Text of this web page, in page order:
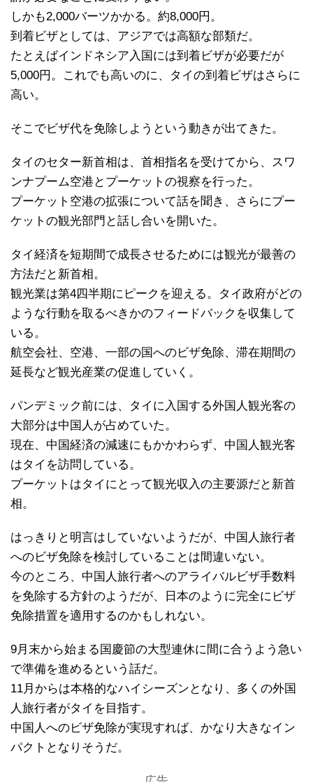
しかも2,000バーツかかる。約8,000円。
到着ビザとしては、アジアでは高額な部類だ。
たとえばインドネシア入国には到着ビザが必要だが
5,000円。これでも高いのに、タイの到着ビザはさらに
高い。
そこでビザ代を免除しようという動きが出てきた。
タイのセター新首相は、首相指名を受けてから、スワ
ンナプーム空港とプーケットの視察を行った。
プーケット空港の拡張について話を聞き、さらにプー
ケットの観光部門と話し合いを開いた。
タイ経済を短期間で成長させるためには観光が最善の
方法だと新首相。
観光業は第4四半期にピークを迎える。タイ政府がどの
ような行動を取るべきかのフィードバックを収集して
いる。
航空会社、空港、一部の国へのビザ免除、滞在期間の
延長など観光産業の促進していく。
パンデミック前には、タイに入国する外国人観光客の
大部分は中国人が占めていた。
現在、中国経済の減速にもかかわらず、中国人観光客
はタイを訪問している。
プーケットはタイにとって観光収入の主要源だと新首
相。
はっきりと明言はしていないようだが、中国人旅行者
へのビザ免除を検討していることは間違いない。
今のところ、中国人旅行者へのアライバルビザ手数料
を免除する方針のようだが、日本のように完全にビザ
免除措置を適用するのかもしれない。
9月末から始まる国慶節の大型連休に間に合うよう急い
で準備を進めるという話だ。
11月からは本格的なハイシーズンとなり、多くの外国
人旅行者がタイを目指す。
中国人へのビザ免除が実現すれば、かなり大きなイン
パクトとなりそうだ。